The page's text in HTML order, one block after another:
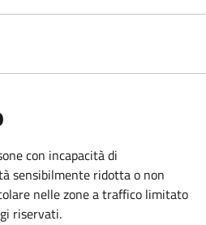
con incapacità di
sensibilmente ridotta o non
nelle zone a traffico limitato
riservati.